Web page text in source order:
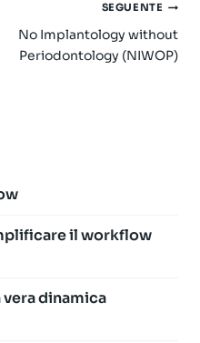
SEGUENTE
No Implantology without
Periodontology (NIWOP)
il workflow
vera dinamica